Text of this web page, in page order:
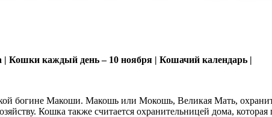
| Кошки каждый день – 10 ноября | Кошачий календарь |
богине Макоши. Макошь или Мокошь, Великая Мать,
Кошка также считается охранительницей дома,